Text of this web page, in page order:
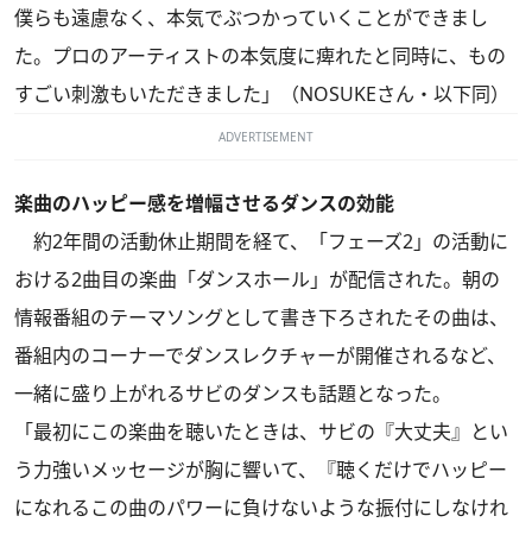
僕らも遠慮なく、本気でぶつかっていくことができまし
た。プロのアーティストの本気度に痺れたと同時に、もの
すごい刺激もいただきました」（NOSUKEさん・以下同）
ADVERTISEMENT
楽曲のハッピー感を増幅させるダンスの効能
約2年間の活動休止期間を経て、「フェーズ2」の活動に
おける2曲目の楽曲「ダンスホール」が配信された。朝の
情報番組のテーマソングとして書き下ろされたその曲は、
番組内のコーナーでダンスレクチャーが開催されるなど、
一緒に盛り上がれるサビのダンスも話題となった。
「最初にこの楽曲を聴いたときは、サビの『大丈夫』とい
う力強いメッセージが胸に響いて、『聴くだけでハッピー
になれるこの曲のパワーに負けないような振付にしなけれ